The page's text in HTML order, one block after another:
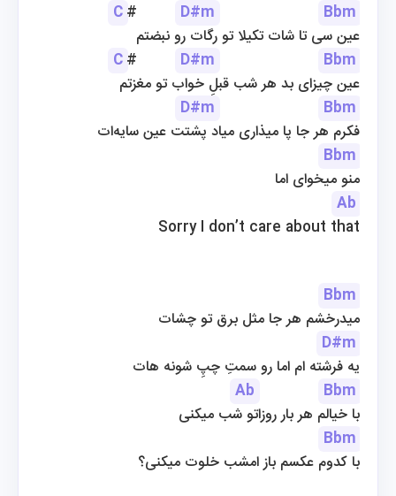
C# D#m
Bbm
عین سی تا شات تکیلا تو رگات رو نبضتم
C# D#m
Bbm
عین چیزای بد هر شب قبلِ خواب تو مغزتم
D#m
Bbm
فکرم هر جا پا میذاری میاد پشتت عین سایه‌ات
Bbm
منو میخوای اما
Ab
Sorry I don’t care about that
Bbm
میدرخشم هر جا مثل برق تو چشات
D#m
یه فرشته ام اما رو سمتِ چپِ شونه هات
Ab
Bbm
با خیالم هر بار روزاتو شب میکنی
Bbm
با کدوم عکسم باز امشب خلوت میکنی؟